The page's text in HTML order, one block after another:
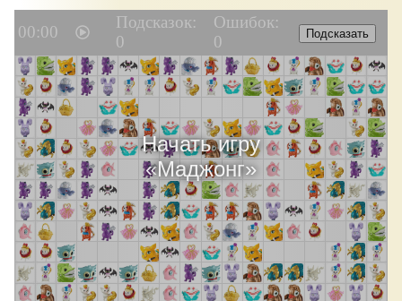
00:00
Подсказок:
0
Ошибок:
0
Подсказать
Начать игру
«Маджонг»